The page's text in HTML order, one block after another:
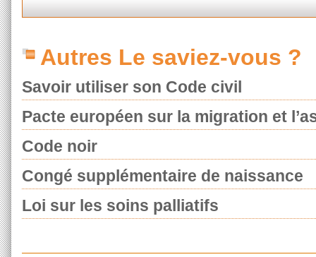
Autres Le saviez-vous ?
Savoir utiliser son Code civil
Pacte européen sur la migration et
Code noir
Congé supplémentaire de naissance
Loi sur les soins palliatifs